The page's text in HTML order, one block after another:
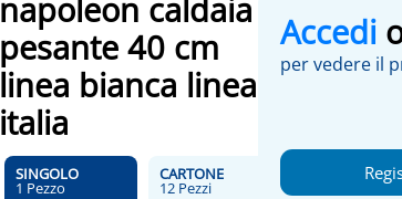
napoleon caldaia
pesante 40 cm
linea bianca linea
italia
SINGOLO
1 Pezzo
CARTONE
12 Pezzi
Accedi
per vedere il